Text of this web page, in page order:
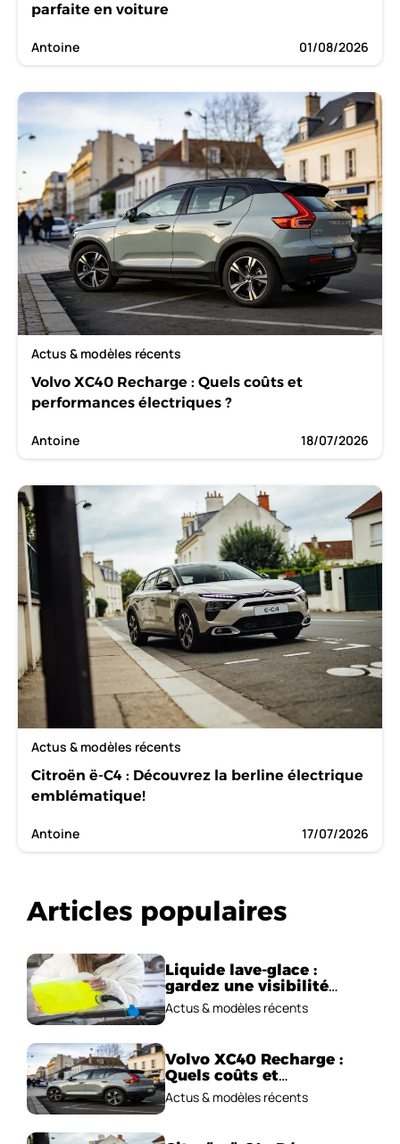
parfaite en voiture
Antoine 01/08/2026
Actus & modèles récents
Volvo XC40 Recharge : Quels coûts et
performances électriques ?
Antoine 18/07/2026
Actus & modèles récents
Citroën ë-C4 : Découvrez la berline électrique
emblématique!
Antoine 17/07/2026
Articles populaires
Liquide lave-glace :
gardez une visibilité
parfaite en voiture
Actus & modèles récents
Volvo XC40 Recharge :
Quels coûts et
performances
électriques ?
Actus & modèles récents